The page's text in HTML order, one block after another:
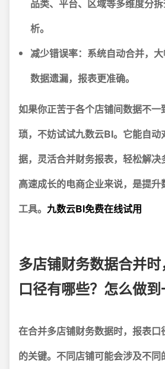
品类、平台、区域等多维度分
析。
减少错误率： 系统自动合并，
数据遗漏，报表更准确。
如果你正苦于各个店铺间数据不
琐，不妨试试九数云BI。它能自动
据，灵活合并财务报表，轻松解
高速成长的电商企业来说，是提
工具。 九数云BI免费在线试用
多店铺财务数据合并
口径有哪些？怎么做到
在合并多店铺财务数据时，报表
的关键。不同店铺可能会涉及不同